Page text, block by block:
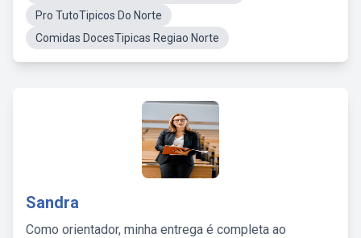
Pro TutoTipicos Do Norte
Comidas DocesTipicas Regiao Norte
Sandra
Como orientador, minha entrega é completa ao